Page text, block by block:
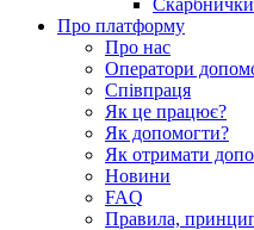
Скарбнички
Про платформу
Про нас
Оператори
Співпраця
Як це працює?
Як допомогти?
Як отримати
Новини
FAQ
Правила,